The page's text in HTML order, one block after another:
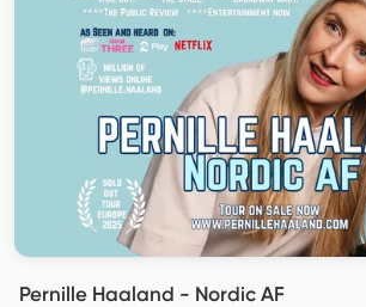
Pernille Haaland - Nordic AF